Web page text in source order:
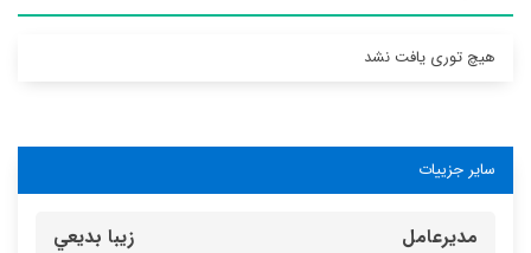
هیچ توری یافت نشد
سایر جزییات
مدیرعامل زيبا بديعي